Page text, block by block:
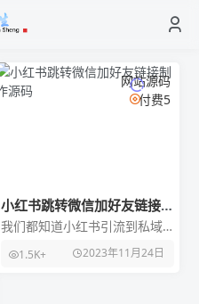
网站源码
付费5
小红书跳转微信加好友链接制
作源码
我们都知道小红书引流到私域
官方查的特别严，动不动就会
警告封号，今天这个跳转到微
1.5K+ 2023年11月24日